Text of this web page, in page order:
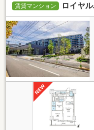
賃貸マンション ロイヤ